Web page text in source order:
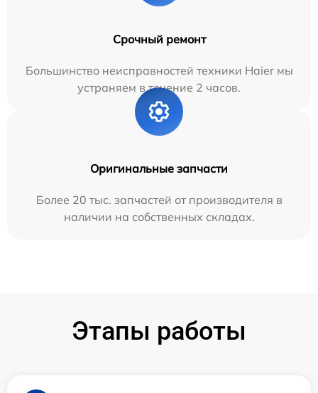
Срочный ремонт
Большинство неисправностей техники Haier мы
устраняем в течение 2 часов.
Оригинальные запчасти
Более 20 тыс. запчастей от производителя в
наличии на собственных складах.
Этапы работы